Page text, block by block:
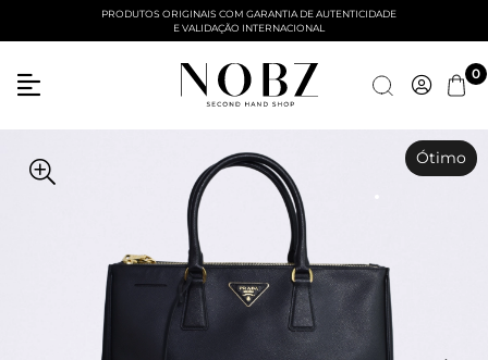
PRODUTOS ORIGINAIS COM GARANTIA DE AUTENTICIDADE
E VALIDAÇÃO INTERNACIONAL
0
Ótimo